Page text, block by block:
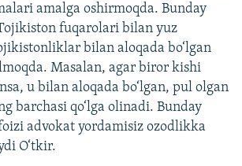
amalga oshirmoqda. Bunday
fuqarolari bilan yuz
bilan aloqada bo‘lgan
Masalan, agar biror kishi
u bilan aloqada bo‘lgan, pul olgan
barchasi qo‘lga olinadi. Bunday
advokat yordamisiz ozodlikka
O‘tkir.